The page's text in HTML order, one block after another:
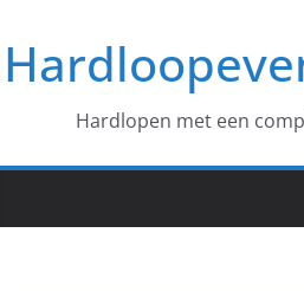
naar
de
Hardlopen met een